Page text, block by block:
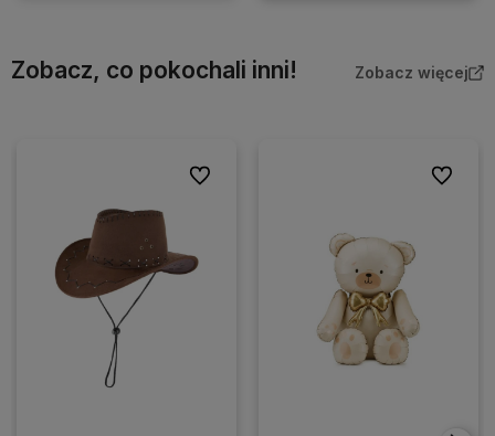
Zobacz, co pokochali inni! Zobacz więcej
Do ulubionych Do